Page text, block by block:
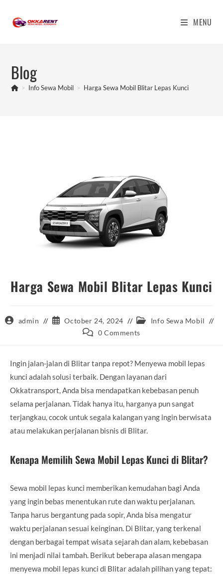
content
MENU
Blog
> Info Sewa Mobil > Harga Sewa Mobil Blitar Lepas Kunci
Harga Sewa Mobil Blitar Lepas Kunci
Postadmin
Post
published:
October 24, 2024
Post
category:
Info Sewa Mobil
Post 0 Comments
Ingin jalan-jalan di Blitar tanpa repot? Menyewa mobil lepas
kunci adalah solusi terbaik. Dengan layanan dari
Okkatransport, Anda bisa mendapatkan kebebasan penuh
selama perjalanan. Tidak hanya itu, harganya pun sangat
terjangkau, cocok untuk segala kalangan yang ingin berwisata
atau melakukan perjalanan bisnis di Blitar.
Kenapa Memilih Sewa Mobil Lepas Kunci di Blitar?
Sewa mobil lepas kunci memberikan kemudahan bagi Anda
yang ingin bebas menentukan rute dan waktu perjalanan.
Tanpa harus bergantung pada sopir, Anda bisa mengatur
waktu perjalanan sesuai keinginan. Di Blitar, yang terkenal
dengan berbagai tempat wisata sejarah dan alam, kebebasan
ini menjadi nilai tambah. Berikut beberapa alasan mengapa
menyewa mobil lepas kunci di Blitar adalah pilihan yang tepat: